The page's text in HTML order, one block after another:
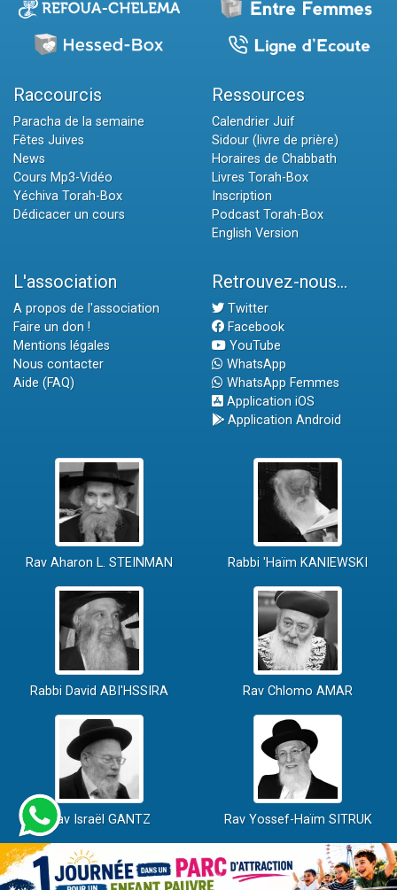
Raccourcis
Paracha de la semaine
Fêtes Juives
News
Cours Mp3-Vidéo
Yéchiva Torah-Box
Dédicacer un cours
Ressources
Calendrier Juif
Sidour (livre de prière)
Horaires de Chabbath
Livres Torah-Box
Inscription
Podcast Torah-Box
English Version
L'association
A propos de l'association
Faire un don !
Mentions légales
Nous contacter
Aide (FAQ)
Retrouvez-nous...
Twitter
Facebook
YouTube
WhatsApp
WhatsApp Femmes
Application iOS
Application Android
Rav Aharon L. STEINMAN Rabbi 'Haïm KANIEWSKI
Rabbi David ABI'HSSIRA Rav Chlomo AMAR
Rav Israël GANTZ Rav Yossef-Haïm SITRUK